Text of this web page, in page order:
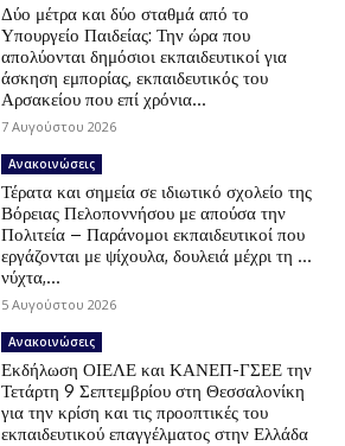
Δύο μέτρα και δύο σταθμά από το
Υπουργείο Παιδείας: Την ώρα που
απολύονται δημόσιοι εκπαιδευτικοί για
άσκηση εμπορίας, εκπαιδευτικός του
Αρσακείου που επί χρόνια...
7 Αυγούστου 2026
Ανακοινώσεις
Τέρατα και σημεία σε ιδιωτικό σχολείο της
Βόρειας Πελοποννήσου με απούσα την
Πολιτεία – Παράνομοι εκπαιδευτικοί που
εργάζονται με ψίχουλα, δουλειά μέχρι τη …
νύχτα,...
5 Αυγούστου 2026
Ανακοινώσεις
Εκδήλωση ΟΙΕΛΕ και ΚΑΝΕΠ-ΓΣΕΕ την
Τετάρτη 9 Σεπτεμβρίου στη Θεσσαλονίκη
για την κρίση και τις προοπτικές του
εκπαιδευτικού επαγγέλματος στην Ελλάδα